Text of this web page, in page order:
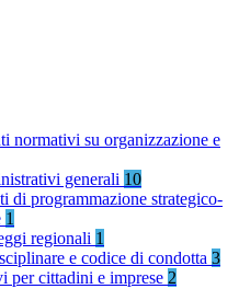
normativi su organizzazione e
generali 10
di programmazione strategico-
1
regionali 1
e codice di condotta 3
per cittadini e imprese 2